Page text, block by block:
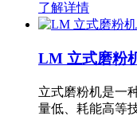
了解详情
LM 立式磨粉
立式磨粉机是一
量低、耗能高等